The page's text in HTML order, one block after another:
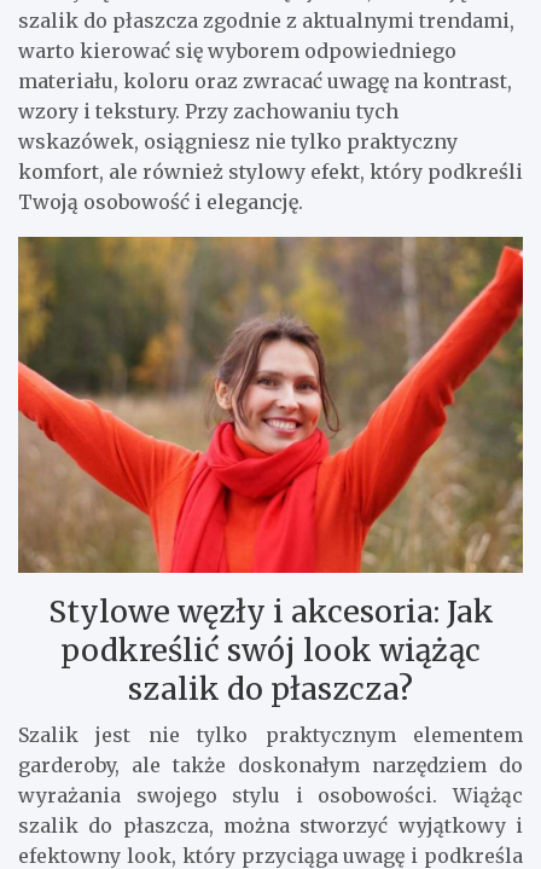
szalik do płaszcza zgodnie z aktualnymi trendami,
warto kierować się wyborem odpowiedniego
materiału, koloru oraz zwracać uwagę na kontrast,
wzory i tekstury. Przy zachowaniu tych
wskazówek, osiągniesz nie tylko praktyczny
komfort, ale również stylowy efekt, który podkreśli
Twoją osobowość i elegancję.
Stylowe węzły i akcesoria: Jak
podkreślić swój look wiążąc
szalik do płaszcza?
Szalik jest nie tylko praktycznym elementem
garderoby, ale także doskonałym narzędziem do
wyrażania swojego stylu i osobowości. Wiążąc
szalik do płaszcza, można stworzyć wyjątkowy i
efektowny look, który przyciąga uwagę i podkreśla